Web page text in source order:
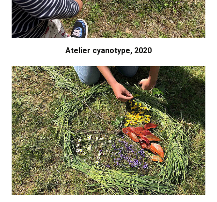
Atelier cyanotype, 2020